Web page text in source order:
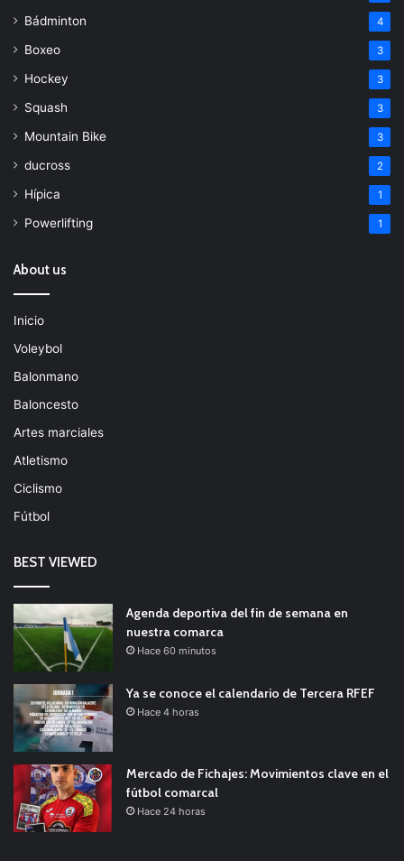
Bádminton 4
Boxeo 3
Hockey 3
Squash 3
Mountain Bike 3
ducross 2
Hípica 1
Powerlifting 1
About us
Inicio
Voleybol
Balonmano
Baloncesto
Artes marciales
Atletismo
Ciclismo
Fútbol
BEST VIEWED
Agenda deportiva del fin de semana en
nuestra comarca
Hace 60 minutos
Ya se conoce el calendario de Tercera RFEF
Hace 4 horas
Mercado de Fichajes: Movimientos clave en el
fútbol comarcal
Hace 24 horas